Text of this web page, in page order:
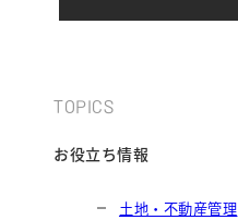
TOPICS
お役立ち情報
土地・不動産管理